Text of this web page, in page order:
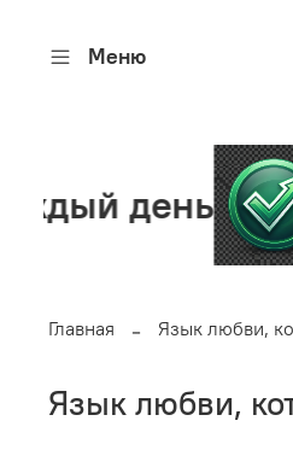
Меню
Главная Язык любви,
Язык любви,